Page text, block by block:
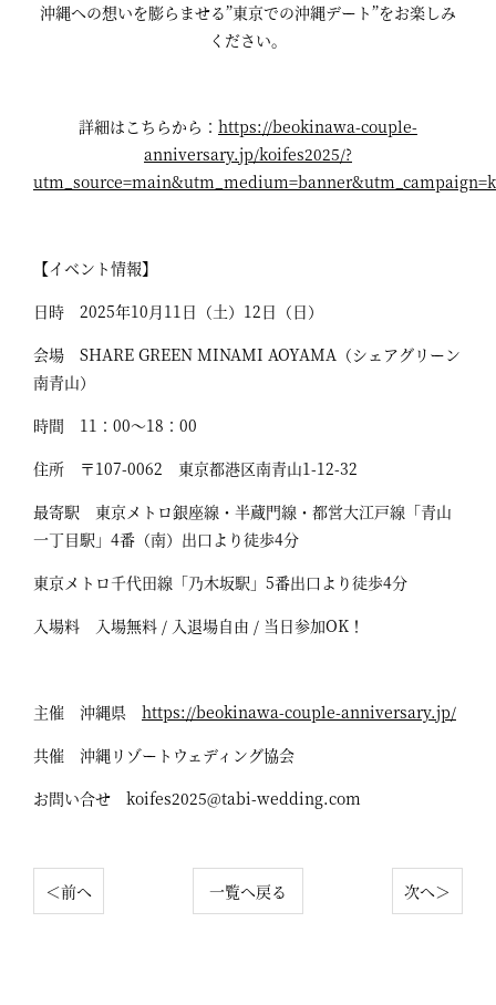
沖縄への想いを膨らませる”東京での沖縄デート”をお楽しみ
ください。
詳細はこちらから： https://beokinawa-couple-
anniversary.jp/koifes2025/?
【イベント情報】
日時 2025年10月11日（土）12日（日）
会場 SHARE GREEN MINAMI AOYAMA（シェアグリーン
南青山）
時間 11：00～18：00
住所 〒107-0062 東京都港区南青山1-12-32
最寄駅 東京メトロ銀座線・半蔵門線・都営大江戸線「青山
一丁目駅」4番（南）出口より徒歩4分
東京メトロ千代田線「乃木坂駅」5番出口より徒歩4分
入場料 入場無料 / 入退場自由 / 当日参加OK！
主催 沖縄県 https://beokinawa-couple-anniversary.jp/
共催 沖縄リゾートウェディング協会
お問い合せ koifes2025@tabi-wedding.com
＜前へ 一覧へ戻る 次へ＞